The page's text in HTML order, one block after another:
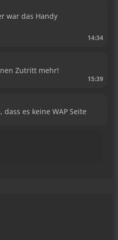
war das Handy
14:34
Zutritt mehr!
15:39
es keine WAP Seite